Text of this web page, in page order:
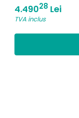
4.49028 Lei
TVA inclus